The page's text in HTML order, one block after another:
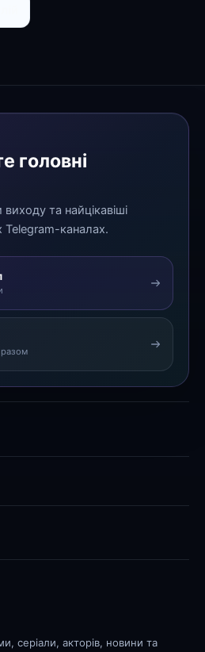
головні
та найцікавіші
каналах.
серіали, акторів, новини та